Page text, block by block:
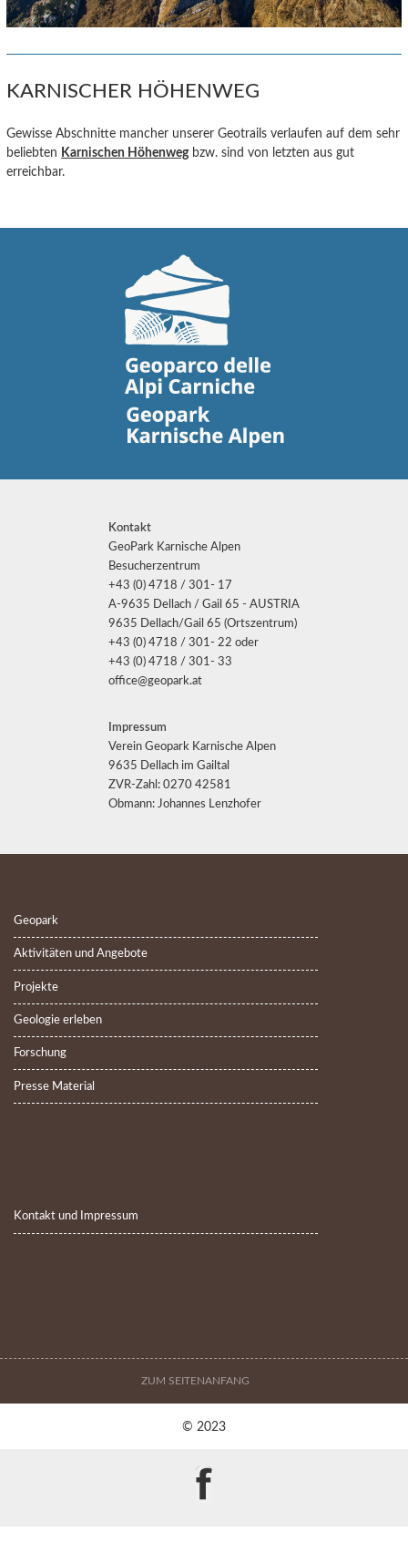
KARNISCHER HÖHENWEG
Gewisse Abschnitte mancher unserer Geotrails verlaufen auf dem sehr
beliebten Karnischen Höhenwegbzw. sind von letzten aus gut
erreichbar.
Kontakt
GeoPark Karnische Alpen
Besucherzentrum
+43 (0) 4718 / 301- 17
A-9635 Dellach / Gail 65 - AUSTRIA
9635 Dellach/Gail 65 (Ortszentrum)
+43 (0) 4718 / 301- 22 oder
+43 (0) 4718 / 301- 33
office@geopark.at
Impressum
Verein Geopark Karnische Alpen
9635 Dellach im Gailtal
ZVR-Zahl: 0270 42581
Obmann: Johannes Lenzhofer
Geopark
Aktivitäten und Angebote
Projekte
Geologie erleben
Forschung
Presse Material
Kontakt und Impressum
ZUM SEITENANFANG
© 2023